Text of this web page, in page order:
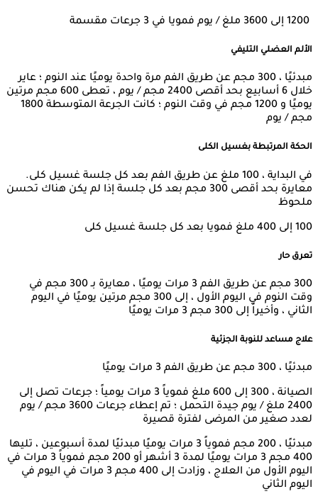
الألم العضلي التليفي
مبدئيًا ، 300 مجم عن طريق الفم مرة واحدة يوميًا عند النوم ؛ عاير
خلال 6 أسابيع بحد أقصى 2400 مجم / يوم ، تعطى 600 مجم مرتين
يوميًا و 1200 مجم في وقت النوم ؛ كانت الجرعة المتوسطة 1800
مجم / يوم
الحكة المرتبطة بغسيل الكلى
في البداية ، 100 ملغ عن طريق الفم بعد كل جلسة غسيل كلى.
معايرة بحد أقصى 300 مجم بعد كل جلسة إذا لم يكن هناك تحسن
ملحوظ
100 إلى 400 ملغ فمويا بعد كل جلسة غسيل كلى
تعرق حار
300 مجم عن طريق الفم 3 مرات يوميًا ، معايرة بـ 300 مجم في
وقت النوم في اليوم الأول ، إلى 300 مجم مرتين يوميًا في اليوم
الثاني ، وأخيراً إلى 300 مجم 3 مرات يوميًا
علاج مساعد للنوبة الجزئية
مبدئيًا ، 300 مجم عن طريق الفم 3 مرات يوميًا
الصيانة ، 300 إلى 600 ملغ فموياً 3 مرات يومياً ؛ جرعات تصل إلى
2400 ملغ / يوم جيدة التحمل ؛ تم إعطاء جرعات 3600 مجم / يوم
لعدد صغير من المرضى لفترة قصيرة
مبدئيًا ، 200 مجم فموياً 3 مرات يوميًا مبدئيًا لمدة أسبوعين ، تليها
400 مجم 3 مرات يوميًا لمدة 3 أشهر أو 200 مجم فموياً 3 مرات في
اليوم الأول من العلاج ، وزادت إلى 400 مجم 3 مرات في اليوم في
اليوم الثاني